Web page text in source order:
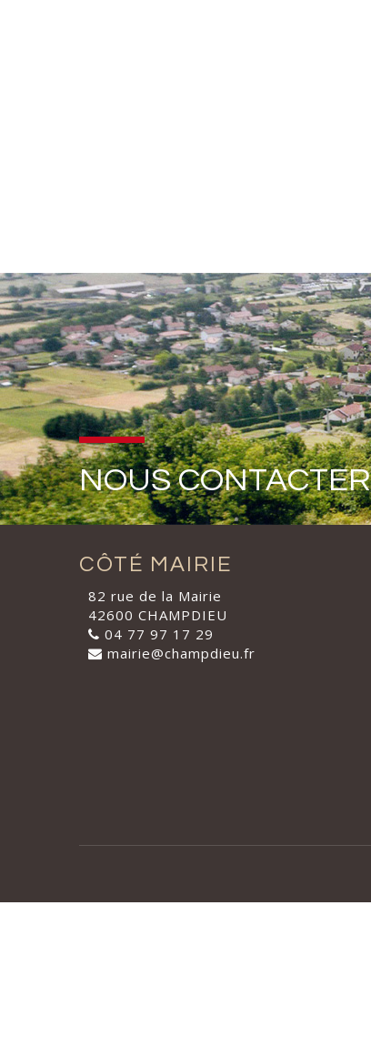
NOUS CONTACTER
CÔTÉ MAIRIE
82 rue de la Mairie
42600 CHAMPDIEU
04 77 97 17 29
mairie@champdieu.fr